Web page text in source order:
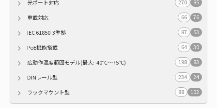
光ポート対応
270
85
車載対応
66
76
IEC 61850-3準拠
87
53
PoE機能搭載
64
30
広動作温度範囲モデル(最大:-40℃～75℃)
198
83
DINレール型
234
24
ラックマウント型
88 102